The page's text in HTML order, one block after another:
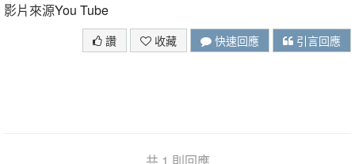
影片來源You Tube
讚 收藏 快速回應 引言回應